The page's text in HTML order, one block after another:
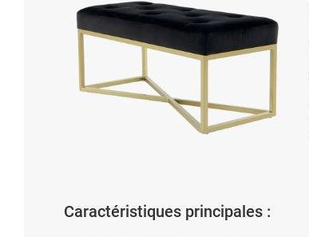
Caractéristiques principales :